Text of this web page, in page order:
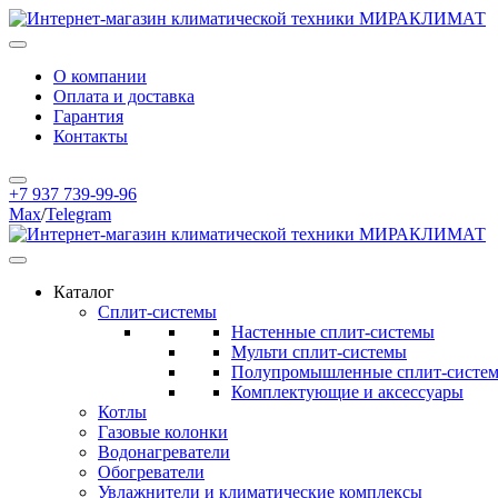
О компании
Оплата и доставка
Гарантия
Контакты
+7 937 739-99-96
Max/Telegram
Каталог
Сплит-системы
Настенные сплит-системы
Мульти сплит-системы
Полупромышленные сплит-
Комплектующие и аксессуары
Котлы
Газовые колонки
Водонагреватели
Обогреватели
Увлажнители и климатические комплексы